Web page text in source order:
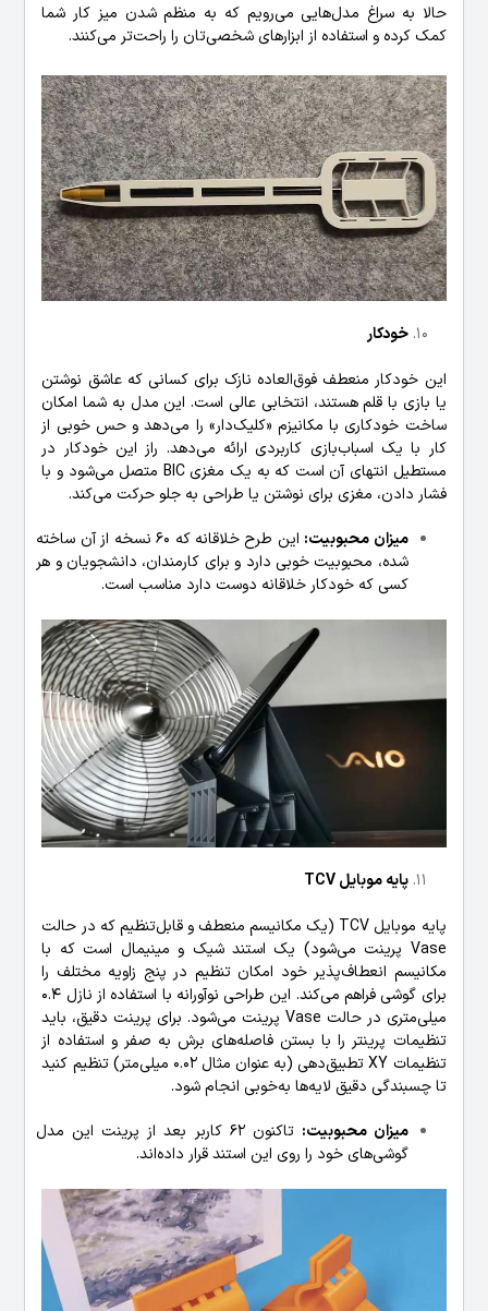
حالا به سراغ مدل‌هایی می‌رویم که به منظم شدن میز کار شما
کمک کرده و استفاده از ابزارهای شخصی‌تان را راحت‌تر می‌کنند.
خودکار
این خودکار منعطف فوق‌العاده نازک برای کسانی که عاشق نوشتن
یا بازی با قلم هستند، انتخابی عالی است. این مدل به شما امکان
ساخت خودکاری با مکانیزم «کلیک‌دار» را می‌دهد و حس خوبی از
کار با یک اسباب‌بازی کاربردی ارائه می‌دهد. راز این خودکار در
مستطیل انتهای آن است که به یک مغزی BIC متصل می‌شود و با
فشار دادن، مغزی برای نوشتن یا طراحی به جلو حرکت می‌کند.
میزان محبوبیت:
این طرح خلاقانه که 60 نسخه از آن ساخته
شده، محبوبیت خوبی دارد و برای کارمندان، دانشجویان و هر
کسی که خودکار خلاقانه دوست دارد مناسب است.
پایه موبایل TCV
پایه موبایل TCV (یک مکانیسم منعطف و قابل‌تنظیم که در حالت
Vase پرینت می‌شود) یک استند شیک و مینیمال است که با
مکانیسم انعطاف‌پذیر خود امکان تنظیم در پنج زاویه مختلف را
برای گوشی فراهم می‌کند. این طراحی نوآورانه با استفاده از نازل 0.4
میلی‌متری در حالت Vase پرینت می‌شود. برای پرینت دقیق، باید
تنظیمات پرینتر را با بستن فاصله‌های برش به صفر و استفاده از
تنظیمات XY تطبیق‌دهی (به عنوان مثال 0.02 میلی‌متر) تنظیم کنید
تا چسبندگی دقیق لایه‌ها به‌خوبی انجام شود.
میزان محبوبیت:
تاکنون 62 کاربر بعد از پرینت این مدل
گوشی‌های خود را روی این استند قرار داده‌اند.